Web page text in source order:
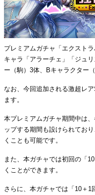
プレミアムガチャ「エクスト
キャラ「アラーチェ」「ジュ
ー（駒）3体、Bキャラクター
なお、今回追加される激超レ
ます。
本プレミアムガチャ期間中は
ップする期間も設けられてお
くことも可能です。
また、本ガチャでは初回の「
くことができます。
さらに、本ガチャでは「10＋